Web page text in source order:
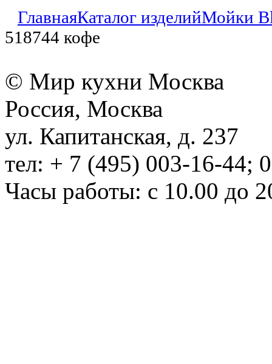
ГлавнаяКаталог изделийМойки
518744 кофе
© Мир кухни Москва
Россия, Москва
ул. Капитанская, д. 237
тел: + 7 (495) 003-16-44;
Часы работы: с 10.00 до